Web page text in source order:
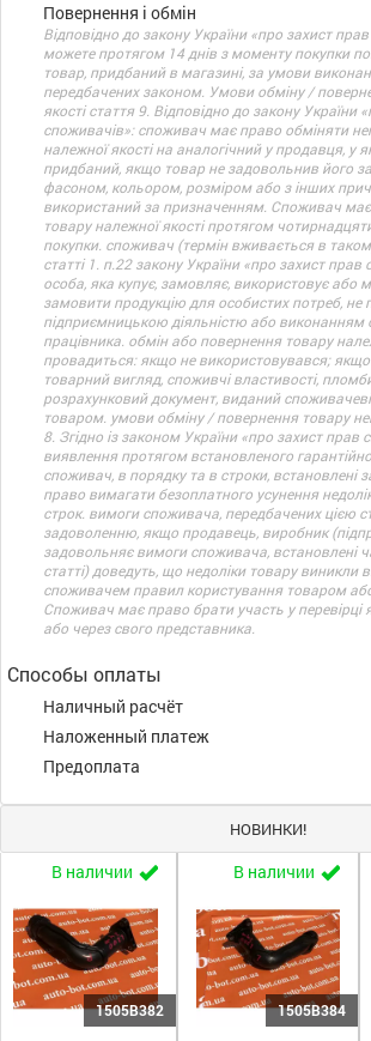
Повернення і обмін
Відповідно до закону України «про захист
можете протягом 14 днів з моменту покупки
товар, придбаний в магазині, за умови
передбачених законом. Умови обміну /
якості стаття 9. Відповідно до закону України
споживачів»: споживач має право обміняти
належної якості на аналогічний у продавця, у
придбаний, якщо товар не задовольнив його
фасоном, кольором, розміром або з інших
використаний за призначенням. Споживач
товару належної якості протягом
покупки. споживач (термін вживається в
статті 1. п.22 закону України «про захист
особа, яка купує, замовляє, використовує або
замовити продукцію для особистих потреб, не
підприємницькою діяльністю або виконанням
працівника. обмін або повернення товару
провадиться: якщо не використовувався;
товарний вигляд, споживчі властивості,
розрахунковий документ, виданий
товаром. умови обміну / повернення товару
8. Згідно із законом України «про захист прав
виявлення протягом встановленого
споживач, в порядку та в строки, встановлені
право вимагати безоплатного усунення
строк. вимоги споживача, передбачених цією
задоволенню, якщо продавець, виробник
задовольняє вимоги споживача, встановлені
статті) доведуть, що недоліки товару виникли
споживачем правил користування товаром або
Споживач має право брати участь у перевірці
або через свого представника.
Способы оплаты
Наличный расчёт
Наложенный платеж
Предоплата
НОВИНКИ!
В наличии
1505B382
В наличии
1505B384